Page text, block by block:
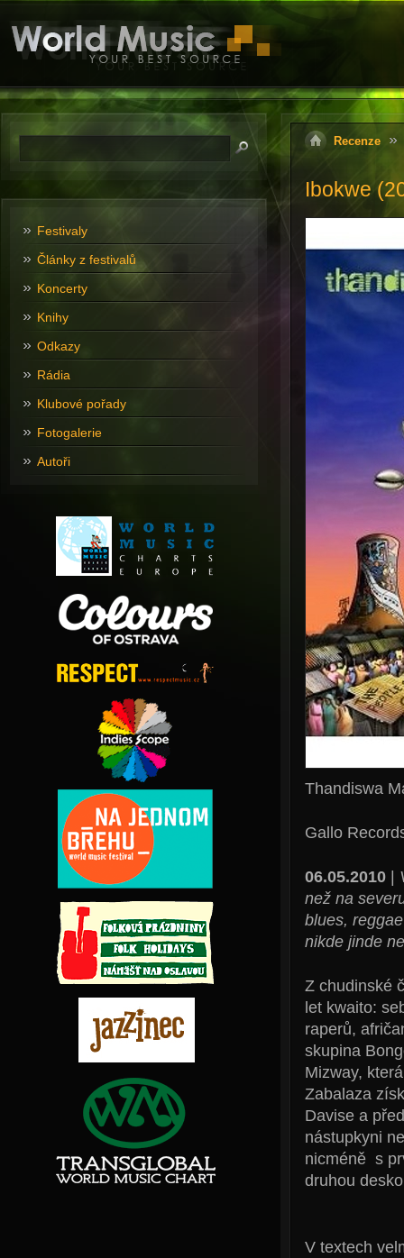
Recenze
Ibokwe
Thandiswa
Gallo
06.05.2010|
než na
blues,
nikde jinde
Z chudinské
let kwaito:
raperů,
skupina
Mizway,
Zabalaza
Davise a
nástupkyni
nicméně s
druhou
V textech
Festivaly
Články z festivalů
Koncerty
Knihy
Odkazy
Rádia
Klubové pořady
Fotogalerie
Autoři